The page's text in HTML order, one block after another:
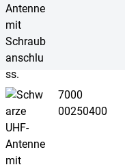
7000
00250400